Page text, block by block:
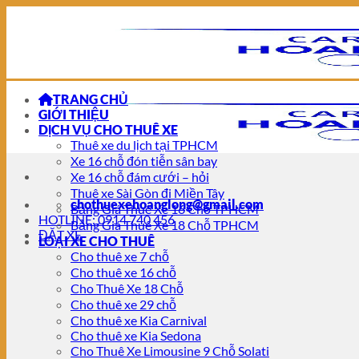
chothuexehoanglong@gmail.com
HOTLINE: 0914 740 456
ĐẶT XE
TRANG CHỦ
GIỚI THIỆU
DỊCH VỤ CHO THUÊ XE
Thuê xe du lịch tại TPHCM
Xe 16 chỗ đón tiễn sân bay
Xe 16 chỗ đám cưới – hỏi
Thuê xe Sài Gòn đi Miền Tây
Bảng Giá Thuê Xe 16 Chỗ TPHCM
Bảng Giá Thuê Xe 18 Chỗ TPHCM
LOẠI XE CHO THUÊ
Cho thuê xe 7 chỗ
Cho thuê xe 16 chỗ
Cho Thuê Xe 18 Chỗ
Cho thuê xe 29 chỗ
Cho thuê xe Kia Carnival
Cho thuê xe Kia Sedona
Cho Thuê Xe Limousine 9 Chỗ Solati